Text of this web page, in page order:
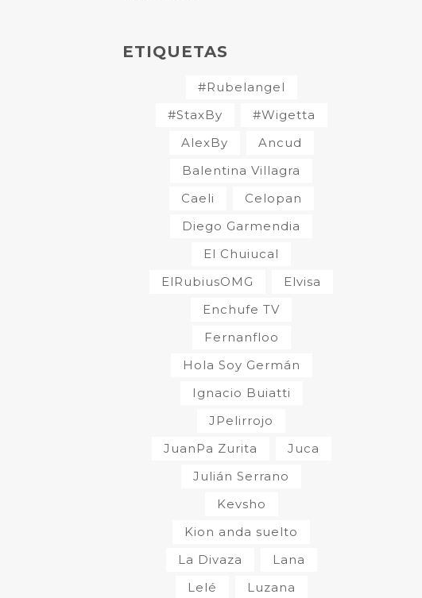
ETIQUETAS
#Rubelangel
#StaxBy
#Wigetta
AlexBy
Ancud
Balentina Villagra
Caeli
Celopan
Diego Garmendia
El Chuiucal
ElRubiusOMG
Elvisa
Enchufe TV
Fernanfloo
Hola Soy Germán
Ignacio Buiatti
JPelirrojo
JuanPa Zurita
Juca
Julián Serrano
Kevsho
Kion anda suelto
La Divaza
Lana
Lelé
Luzana